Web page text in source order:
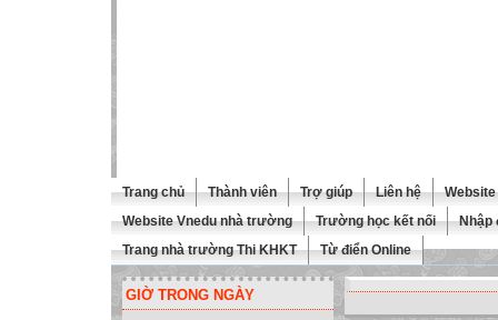
Trang chủ Thành viên Trợ giúp Liên hệ
Website Vnedu nhà trường
Trường học kết nối
Nhập
Trang nhà trường Thi KHKT
Từ điển Online
GIỜ TRONG NGÀY